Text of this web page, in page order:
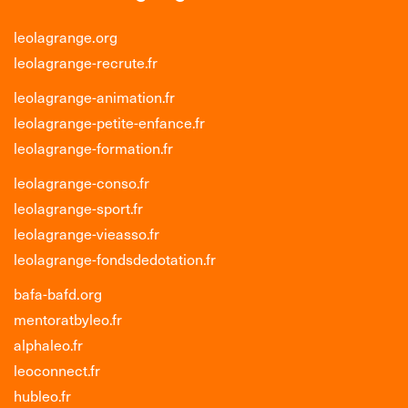
leolagrange.org
leolagrange-recrute.fr
leolagrange-animation.fr
leolagrange-petite-enfance.fr
leolagrange-formation.fr
leolagrange-conso.fr
leolagrange-sport.fr
leolagrange-vieasso.fr
leolagrange-fondsdedotation.fr
bafa-bafd.org
mentoratbyleo.fr
alphaleo.fr
leoconnect.fr
hubleo.fr